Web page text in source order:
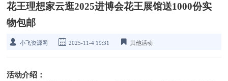
花王理想家云逛2025进博会花王展馆送1000份实
物包邮
小飞资源网 2025-11-4 19:31 其他活动
活动介绍：